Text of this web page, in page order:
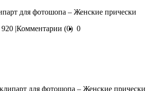
для фотошопа – Женские прически
|Комментарии (0) 0